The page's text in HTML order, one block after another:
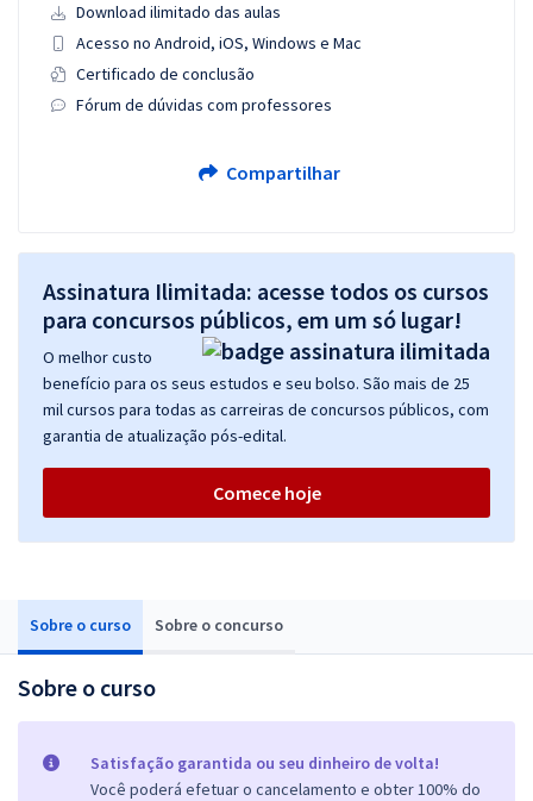
Sobre o curso Sobre o concurso
Sobre o curso
Satisfação garantida ou seu dinheiro de volta!
Você poderá efetuar o cancelamento e obter 100% do
Download ilimitado das aulas
Acesso no Android, iOS, Windows e Mac
Certificado de conclusão
Fórum de dúvidas com professores
Compartilhar
Assinatura Ilimitada: acesse todos os cursos
para concursos públicos, em um só lugar!
O melhor custo
benefício para os seus estudos e seu bolso. São mais de 25
mil cursos para todas as carreiras de concursos públicos, com
garantia de atualização pós-edital.
Comece hoje